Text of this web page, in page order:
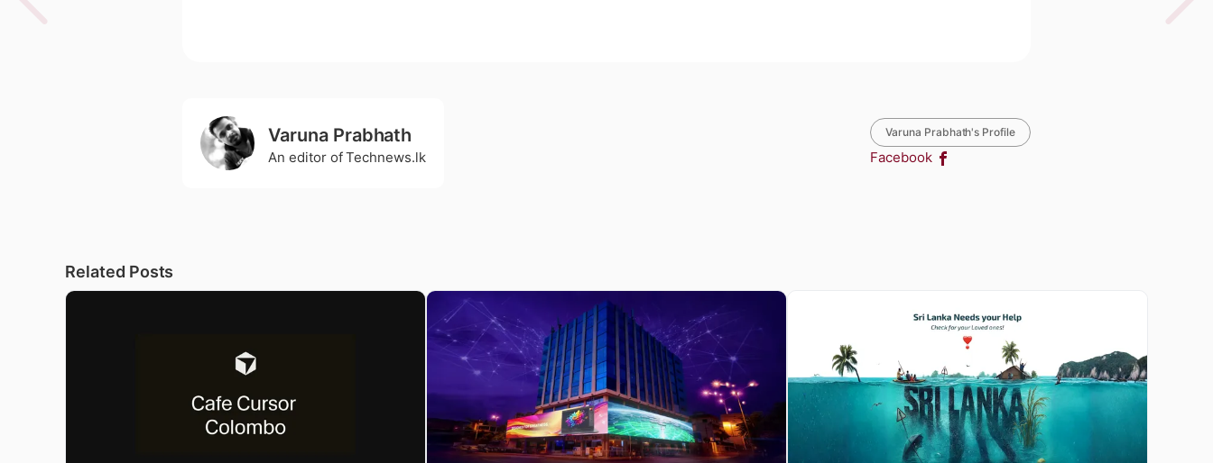
Varuna Prabhath
An editor of Technews.lk
Varuna Prabhath's Profile
Facebook
Related Posts